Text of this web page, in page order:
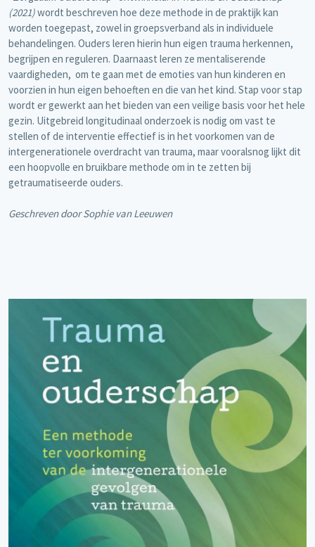
(2021)wordt beschreven hoe deze methode in de praktijk kan
worden toegepast, zowel in groepsverband als in individuele
behandelingen. Ouders leren hierin hun eigen trauma herkennen,
begrijpen en reguleren. Daarnaast leren ze mentaliserende
vaardigheden, om te gaan met de emoties van hun kinderen en
voorzien in hun eigen behoeften en die van het kind. Stap voor stap
wordt er gewerkt aan het bieden van een veilige basis voor het hele
gezin. Uitgebreid longitudinaal onderzoek is nodig om vast te
stellen of de interventie effectief is in het voorkomen van de
intergenerationele overdracht van trauma, maar vooralsnog lijkt dit
een hoopvolle en bruikbare methode om in te zetten bij
getraumatiseerde ouders.
Geschreven door Sophie van Leeuwen